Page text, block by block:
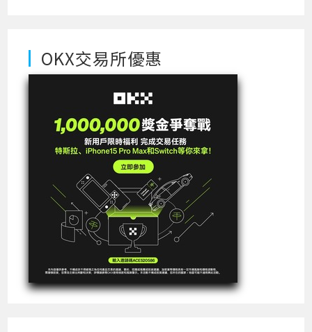
OKX交易所優惠